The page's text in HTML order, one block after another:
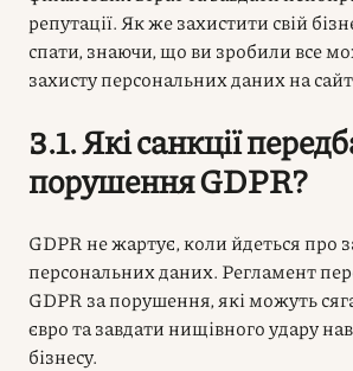
репутації. Як же захистити свій
спати, знаючи, що ви зробили все
захисту персональних даних на
3.1. Які санкції
порушення GDPR?
GDPR не жартує, коли йдеться про
персональних даних. Регламент
GDPR за порушення, які можуть
євро та завдати нищівного удару
бізнесу.